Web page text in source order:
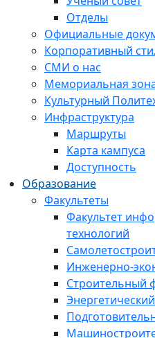
Отделы
Официальные
Корпоративный
СМИ о нас
Мемориальная
Культурный
Инфраструктура
Маршруты
Карта кампуса
Доступность
Образование
Факультеты
Факультет
технологий
Инженерно-
Строительный